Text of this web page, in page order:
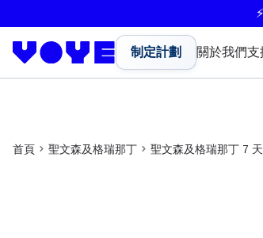
制定計劃 關於我們支
首頁 聖文森及格瑞那丁 聖文森及格瑞那丁 7